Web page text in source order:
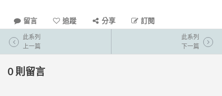
留言 追蹤 分享 訂閱
此系列
上一篇
此系列
下一篇
0 則留言